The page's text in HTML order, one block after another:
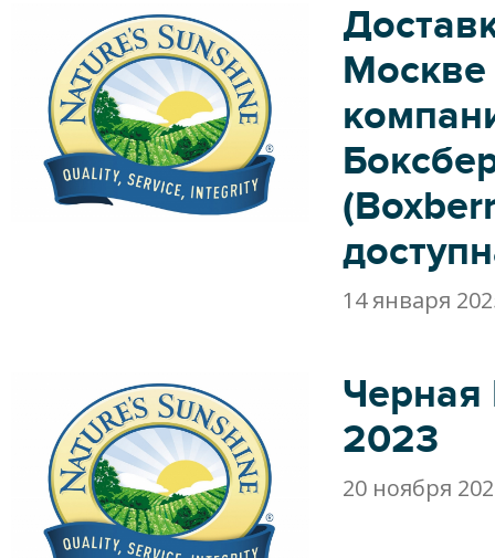
Москве
14 января
Черная
2023
20 ноября